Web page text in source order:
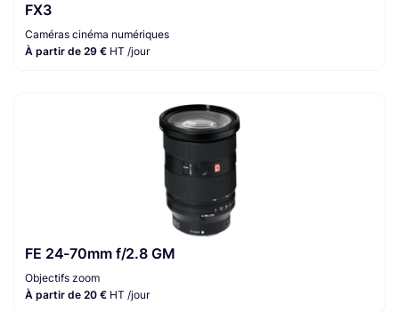
FX3
Caméras cinéma numériques
À partir de 29 € HT /jour
FE 24-70mm f/2.8 GM
Objectifs zoom
À partir de 20 € HT /jour